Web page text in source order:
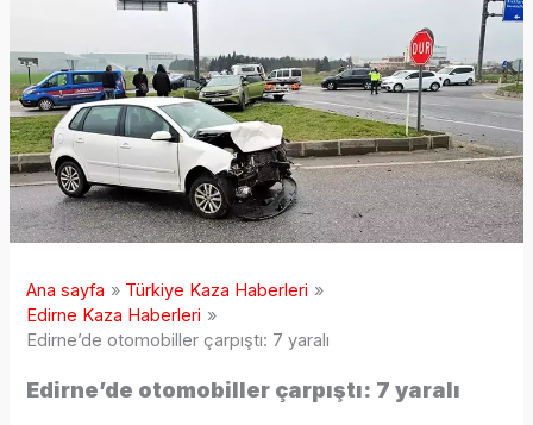
Ana sayfa
Türkiye Kaza Haberleri
Edirne Kaza Haberleri
Edirne’de otomobiller çarpıştı: 7 yaralı
Edirne’de otomobiller çarpıştı: 7 yaralı